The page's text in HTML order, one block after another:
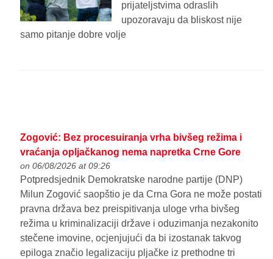
prijateljstvima odraslih
upozoravaju da bliskost nije
samo pitanje dobre volje
Zogović: Bez procesuiranja vrha bivšeg režima i
vraćanja opljačkanog nema napretka Crne Gore
on 06/08/2026 at 09:26
Potpredsjednik Demokratske narodne partije (DNP)
Milun Zogović saopštio je da Crna Gora ne može postati
pravna država bez preispitivanja uloge vrha bivšeg
režima u kriminalizaciji države i oduzimanja nezakonito
stečene imovine, ocjenjujući da bi izostanak takvog
epiloga značio legalizaciju pljačke iz prethodne tri